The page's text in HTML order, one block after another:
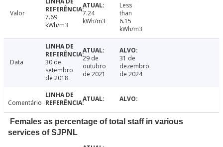
Valor
7.69
kWh/m3
7.24
kWh/m3
Less
than
6.15
kWh/m3
Data
30 de
setembro
de 2018
29 de
outubro
de 2021
31 de
dezembro
de 2024
Comentário
Females as percentage of total staff in various
services of SJPNL